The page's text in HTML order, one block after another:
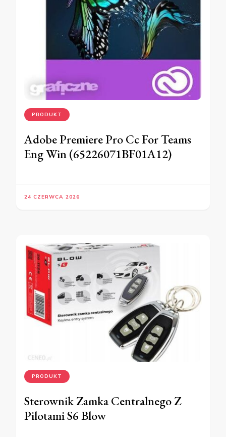
PRODUKT
Adobe Premiere Pro Cc For Teams
Eng Win (65226071BF01A12)
24 CZERWCA 2026
PRODUKT
Sterownik Zamka Centralnego Z
Pilotami S6 Blow